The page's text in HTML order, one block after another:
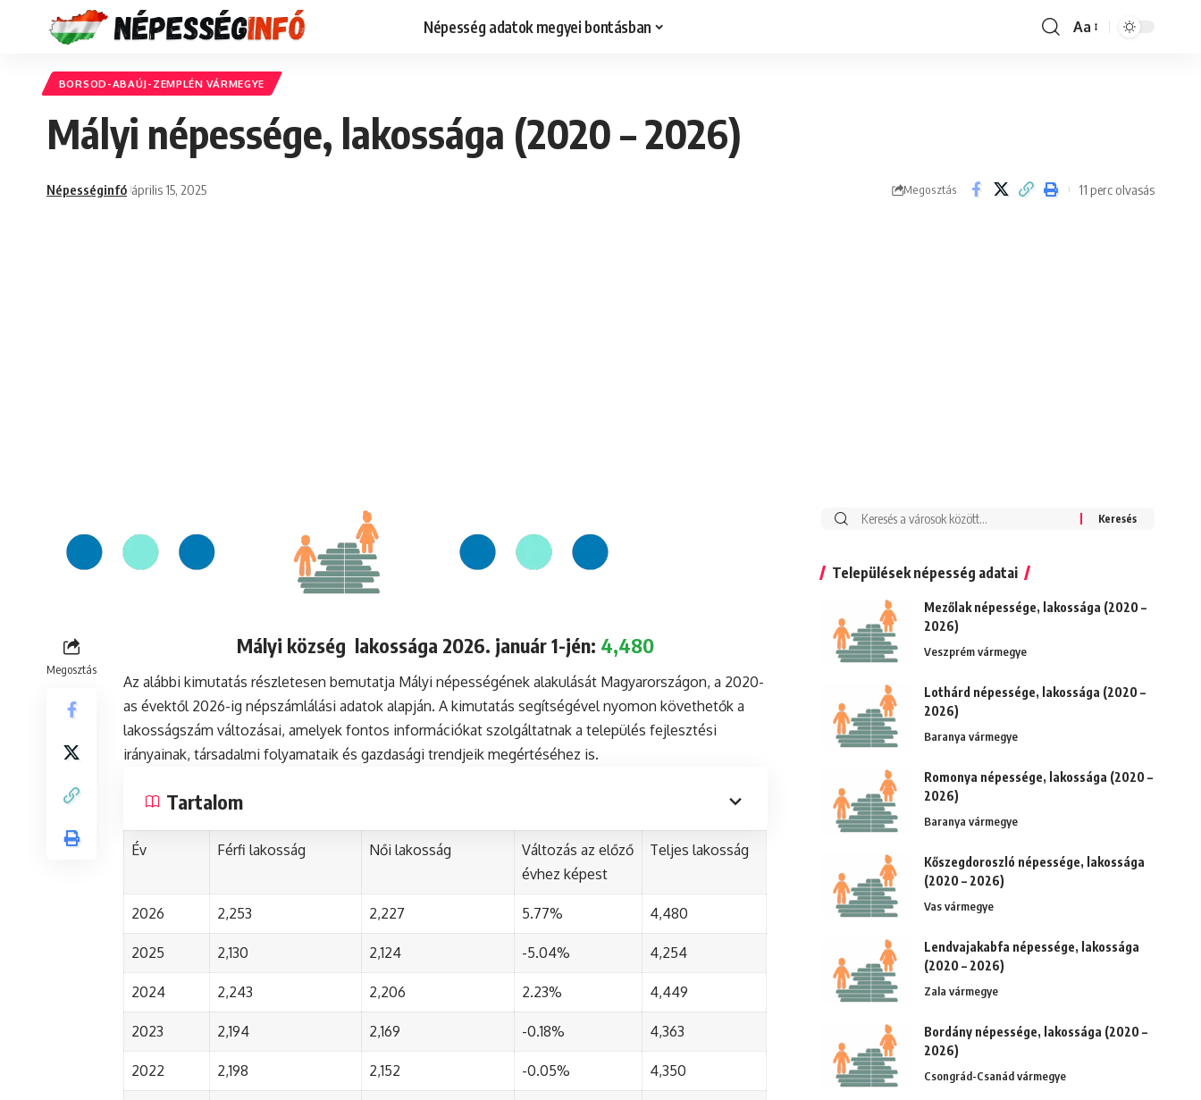
Népesség adatok megyei bontásban
Font
Aa
BORSOD-ABAÚJ-ZEMPLÉN VÁRMEGYE
Mályi népessége, lakossága (2020 – 2026)
Népességinfó április 15, 2025 Megosztás 11 perc olvasás
Megosztás
Mályi község lakossága 2026. január 1-jén: 4,480
Az alábbi kimutatás részletesen bemutatja Mályi népességének alakulását Magyarországon, a 2020-
as évektől 2026-ig népszámlálási adatok alapján. A kimutatás segítségével nyomon követhetők a
lakosságszám változásai, amelyek fontos információkat szolgáltatnak a település fejlesztési
irányainak, társadalmi folyamataik és gazdasági trendjeik megértéséhez is.
Tartalom
Év Férfi lakosság Női lakosság
Változás az előző
évhez képest
Teljes lakosság
2026 2,253 2,227 5.77% 4,480
2025 2,130 2,124 -5.04% 4,254
2024 2,243 2,206 2.23% 4,449
2023 2,194 2,169 -0.18% 4,363
2022 2,198 2,152 -0.05% 4,350
Keresés:
Települések népesség adatai
Mezőlak népessége, lakossága (2020 –
2026)
Veszprém vármegye
Lothárd népessége, lakossága (2020 –
2026)
Baranya vármegye
Romonya népessége, lakossága (2020 –
2026)
Baranya vármegye
Kőszegdoroszló népessége, lakossága
(2020 – 2026)
Vas vármegye
Lendvajakabfa népessége, lakossága
(2020 – 2026)
Zala vármegye
Bordány népessége, lakossága (2020 –
2026)
Csongrád-Csanád vármegye